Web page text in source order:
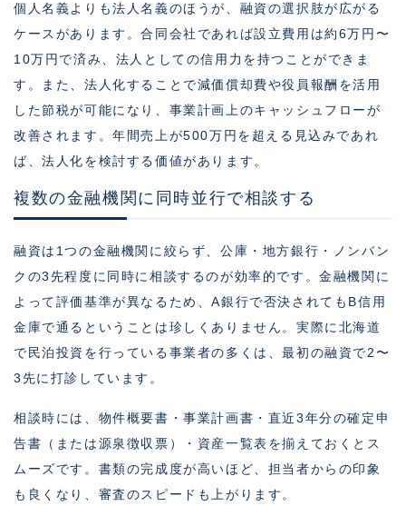
個人名義よりも法人名義のほうが、融資の選択肢が広がる
ケースがあります。合同会社であれば設立費用は約6万円〜
10万円で済み、法人としての信用力を持つことができま
す。また、法人化することで減価償却費や役員報酬を活用
した節税が可能になり、事業計画上のキャッシュフローが
改善されます。年間売上が500万円を超える見込みであれ
ば、法人化を検討する価値があります。
複数の金融機関に同時並行で相談する
融資は1つの金融機関に絞らず、公庫・地方銀行・ノンバン
クの3先程度に同時に相談するのが効率的です。金融機関に
よって評価基準が異なるため、A銀行で否決されてもB信用
金庫で通るということは珍しくありません。実際に北海道
で民泊投資を行っている事業者の多くは、最初の融資で2〜
3先に打診しています。
相談時には、物件概要書・事業計画書・直近3年分の確定申
告書（または源泉徴収票）・資産一覧表を揃えておくとス
ムーズです。書類の完成度が高いほど、担当者からの印象
も良くなり、審査のスピードも上がります。